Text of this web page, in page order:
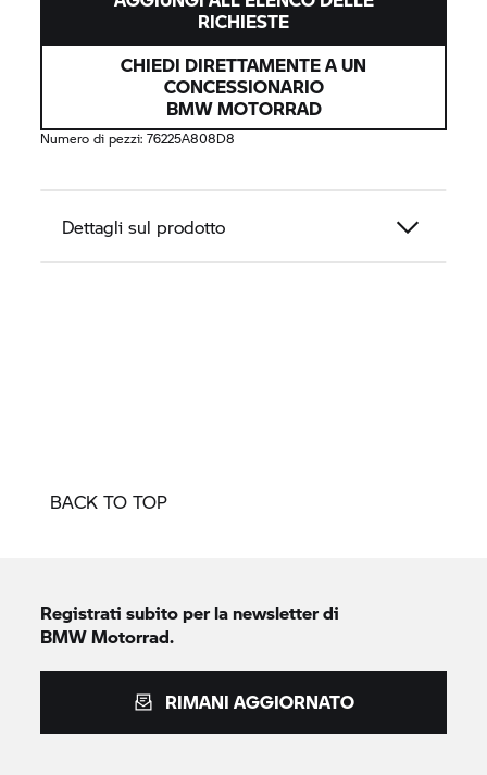
finitura classica, gli stivali con lacci Treptow GORE-
TEX® non solo fanno bella figura sulla moto, ma si
abbinano anche alla perfezione a jeans e giacca in
RICHIESTE
CHIEDI DIRETTAMENTE A UN
CONCESSIONARIO
BMW MOTORRAD
Numero di pezzi:76225A808D8
Dettagli sul prodotto
BACK TO TOP
Registrati subito per la newsletter di
BMW Motorrad.
RIMANI AGGIORNATO